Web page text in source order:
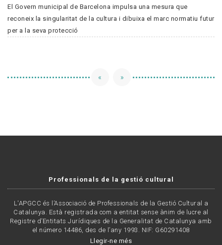
El Govern municipal de Barcelona impulsa una mesura que
reconeix la singularitat de la cultura i dibuixa el marc normatiu futur
per a la seva protecció
« »
Professionals de la gestió cultural
L'APGCC és l’Associació de Professionals de la Gestió Cultural a
Catalunya. Està registrada com a entitat sense ànim de lucre al
Registre d’Entitats Jurídiques de la Generalitat de Catalunya amb
el número 14486, des de l’any 1993. NIF: G60291408
Llegir-ne més